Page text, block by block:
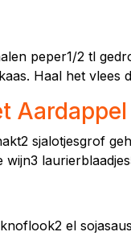
peper1/2 tl
Haal het vlees
sjalotjesgrof
el